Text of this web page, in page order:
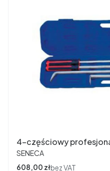
4-częściowy
PRODUCENT
SENECA
Cena
608,00 złbez VAT